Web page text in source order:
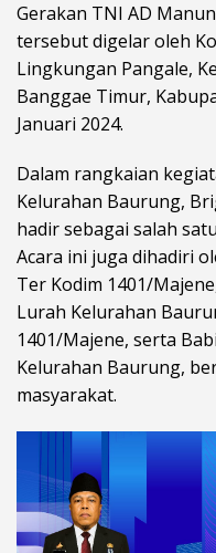
Gerakan TNI AD
tersebut digelar oleh
Lingkungan Pangale,
Banggae Timur,
Januari 2024.
Dalam rangkaian
Kelurahan Baurung,
hadir sebagai salah
Acara ini juga dihadiri
Ter Kodim 1401/
Lurah Kelurahan
1401/Majene, serta
Kelurahan Baurung,
masyarakat.